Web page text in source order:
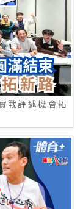
戰評述機會拓